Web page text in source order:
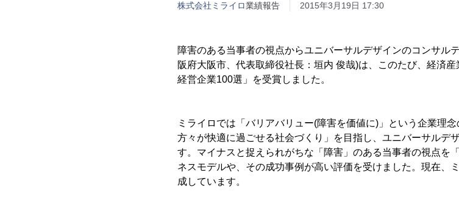
株式会社ミライロ業績報告 2015年3月19日 17:30
障害のある当事者の視点からユニバーサルデザインのコンサル
阪府大阪市、代表取締役社長：垣内 俊哉)は、このたび、経済
経営企業100選」を受賞しました。
ミライロでは「バリアバリュー(障害を価値に)」という企業理
方々が快適に過ごせる社会づくり」を目指し、ユニバーサルデ
す。マイナスと捉えられがちな「障害」のある当事者の視点を
ネスモデルや、その成功事例が高い評価を受けました。現在、
成しています。